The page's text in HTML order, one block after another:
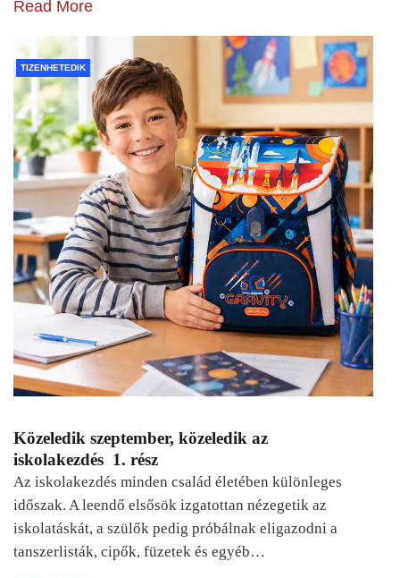
Read More
TIZENHETEDIK
Közeledik szeptember, közeledik az
iskolakezdés 1. rész
Az iskolakezdés minden család életében különleges
időszak. A leendő elsősök izgatottan nézegetik az
iskolatáskát, a szülők pedig próbálnak eligazodni a
tanszerlisták, cipők, füzetek és egyéb…